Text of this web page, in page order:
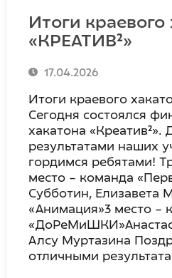
Итоги краевого
«КРЕАТИВ²»
17.04.2026
Итоги краевого
Сегодня состоялся
хакатона «Креатив²».
результатами наших
гордимся ребятами!
место – команда
Субботин, Елизавета
«Анимация»3 место –
Алсу Муртазина
отличными